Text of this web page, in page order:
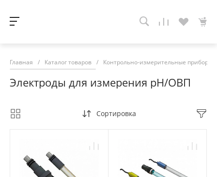
Главная / Каталог товаров / Контрольно-измерительные приборы
Электроды для измерения рH/ОВП
Сортировка